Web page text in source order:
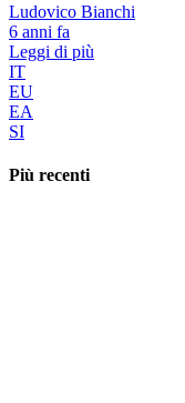
Ludovico Bianchi
6 anni fa
Leggi di più
IT
EU
EA
SI
Più recenti